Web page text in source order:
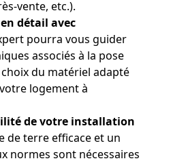
vente, etc.).
détail avec
pourra vous guider
associés à la pose
du matériel adapté
logement à
de votre installation
de terre efficace et un
normes sont nécessaires